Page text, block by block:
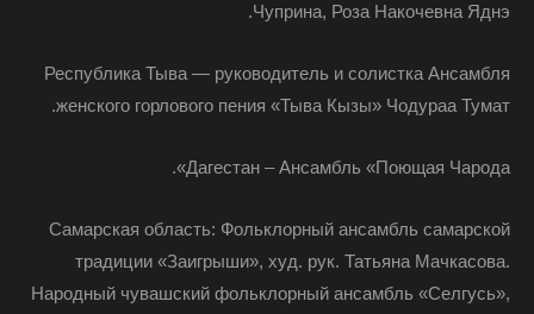
Чуприна, Роза Накочевна Яднэ.
Республика Тыва — руководитель и солистка Ансамбля
женского горлового пения «Тыва Кызы» Чодураа Тумат.
Дагестан – Ансамбль «Поющая Чарода».
Самарская область: Фольклорный ансамбль самарской
традиции «Заигрыши», худ. рук. Татьяна Мачкасова.
Народный чувашский фольклорный ансамбль «Селгусь»,